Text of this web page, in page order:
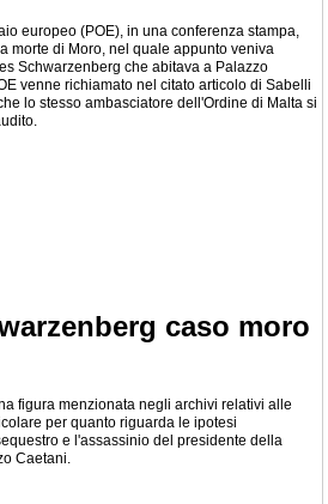
europeo (POE), in una conferenza stampa,
morte di Moro, nel quale appunto veniva
Schwarzenberg che abitava a Palazzo
venne richiamato nel citato articolo di Sabelli
lo stesso ambasciatore dell'Ordine di Malta si
caso moro
figura menzionata negli archivi relativi alle
per quanto riguarda le ipotesi
e l'assassinio del presidente della
Caetani.